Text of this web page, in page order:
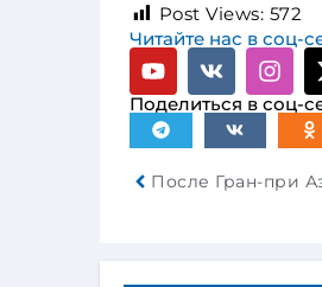
Post Views: 572
Читайте нас в соц-
Поделиться в соц-